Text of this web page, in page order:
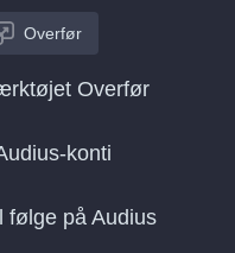
Overfør
Overfør
konti
på Audius